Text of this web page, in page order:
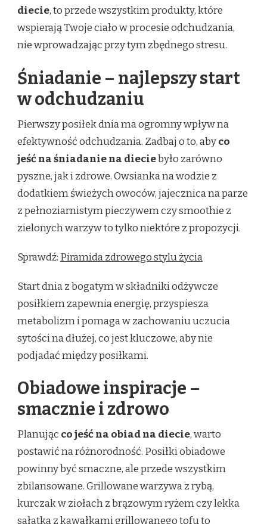
diecie, to przede wszystkim produkty, które
wspierają Twoje ciało w procesie odchudzania,
nie wprowadzając przy tym zbędnego stresu.
Śniadanie – najlepszy start
w odchudzaniu
Pierwszy posiłek dnia ma ogromny wpływ na
efektywność odchudzania. Zadbaj o to, abyco
jeść na śniadanie na dieciebyło zarówno
pyszne, jak i zdrowe. Owsianka na wodzie z
dodatkiem świeżych owoców, jajecznica na parze
z pełnoziarnistym pieczywem czy smoothie z
zielonych warzyw to tylko niektóre z propozycji.
Sprawdź: Piramida zdrowego stylu życia
Start dnia z bogatym w składniki odżywcze
posiłkiem zapewnia energię, przyspiesza
metabolizm i pomaga w zachowaniu uczucia
sytości na dłużej, co jest kluczowe, aby nie
podjadać między posiłkami.
Obiadowe inspiracje –
smacznie i zdrowo
Planując co jeść na obiad na diecie, warto
postawić na różnorodność. Posiłki obiadowe
powinny być smaczne, ale przede wszystkim
zbilansowane. Grillowane warzywa z rybą,
kurczak w ziołach z brązowym ryżem czy lekka
sałatka z kawałkami grillowanego tofu to